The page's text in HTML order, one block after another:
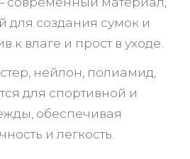
создания сумок и
к влаге и прост в уходе.
нейлон, полиамид,
для спортивной и
обеспечивая
и легкость.